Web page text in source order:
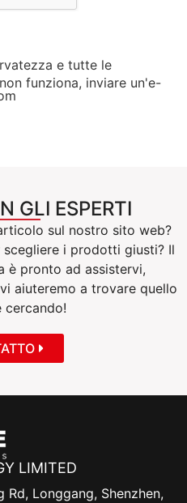
e tutte le
funziona, inviare un'e-
GLI ESPERTI
sul nostro sito web?
i prodotti giusti? Il
è pronto ad assistervi,
aiuteremo a trovare quello
cercando!
LIMITED
Rd, Longgang, Shenzhen,